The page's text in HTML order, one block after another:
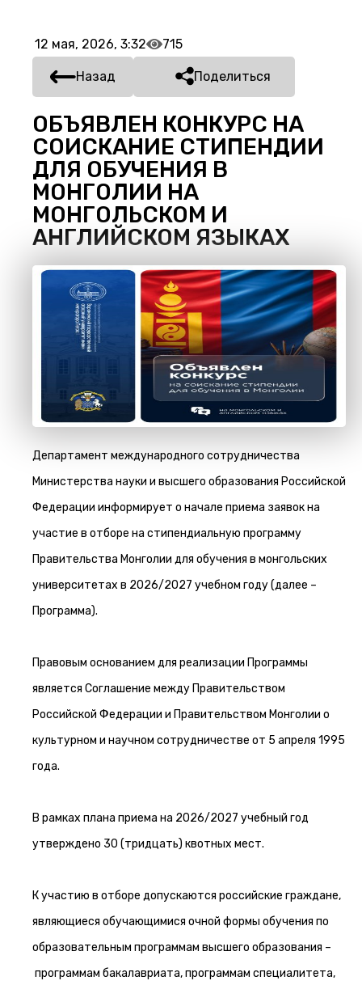
12 мая, 2026, 3:32 715
Назад Поделиться
ОБЪЯВЛЕН КОНКУРС НА
СОИСКАНИЕ СТИПЕНДИИ
ДЛЯ ОБУЧЕНИЯ В
МОНГОЛИИ НА
МОНГОЛЬСКОМ И
АНГЛИЙСКОМ ЯЗЫКАХ
Департамент международного сотрудничества
Министерства науки и высшего образования Российской
Федерации информирует о начале приема заявок на
участие в отборе на стипендиальную программу
Правительства Монголии для обучения в монгольских
университетах в 2026/2027 учебном году (далее –
Программа).
Правовым основанием для реализации Программы
является Соглашение между Правительством
Российской Федерации и Правительством Монголии о
культурном и научном сотрудничестве от 5 апреля 1995
года.
В рамках плана приема на 2026/2027 учебный год
утверждено 30 (тридцать) квотных мест.
К участию в отборе допускаются российские граждане,
являющиеся обучающимися очной формы обучения по
образовательным программам высшего образования –
программам бакалавриата, программам специалитета,